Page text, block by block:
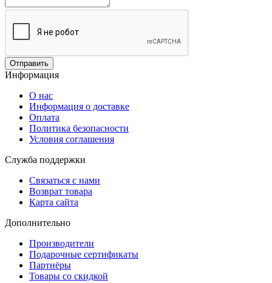
Отправить
Информация
О нас
Информация о доставке
Оплата
Политика безопасности
Условия соглашения
Служба поддержки
Связаться с нами
Возврат товара
Карта сайта
Дополнительно
Производители
Подарочные сертификаты
Партнёры
Товары со скидкой